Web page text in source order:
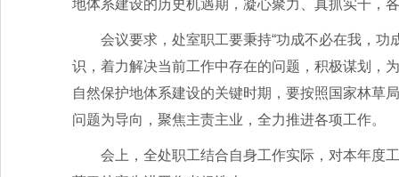
地体系建设的历史机遇期，凝心聚力、真抓实干，
会议要求，处室职工要秉持“功成不必在我，
识，着力解决当前工作中存在的问题，积极谋划，
自然保护地体系建设的关键时期，要按照国家林草
问题为导向，聚焦主责主业，全力推进各项工作。
会上，全处职工结合自身工作实际，对本年度